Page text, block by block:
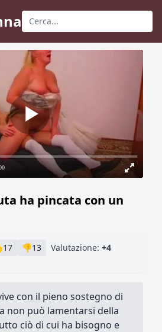
ha pincata con un
17 👎13 Valutazione: +4
con il pieno sostegno di
non può lamentarsi della
ciò di cui ha bisogno e